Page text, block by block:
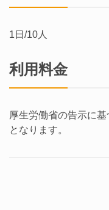
1日/10人
利用料金
厚生労働省の告示に
となります。